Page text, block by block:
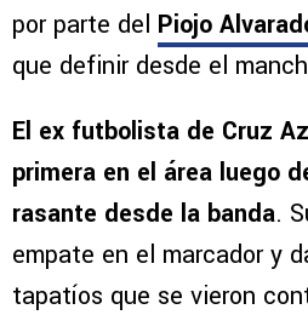
por parte del Piojo
que definir desde el
El ex futbolista de Cruz
primera en el área luego
rasante desde la banda.
empate en el marcador y
tapatíos que se vieron